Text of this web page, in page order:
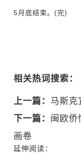
5月底结束。(完)
相关热词搜索：
上一篇： 马斯克
下一篇： 闽欧侨
画卷
延伸阅读：